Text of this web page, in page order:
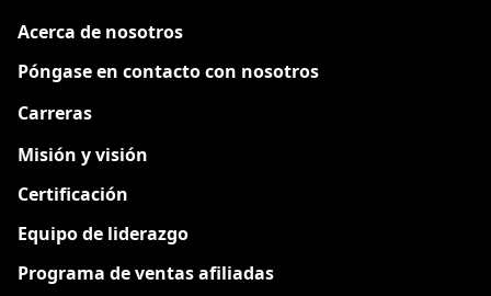
Acerca de nosotros
Póngase en contacto con nosotros
Carreras
Misión y visión
Certificación
Equipo de liderazgo
Programa de ventas afiliadas